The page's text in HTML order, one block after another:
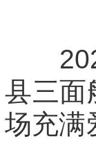
2025
县三面
场充满